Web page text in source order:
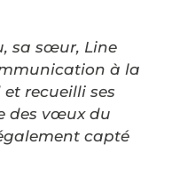
sa sœur, Line
à la
recueilli ses
des vœux du
capté